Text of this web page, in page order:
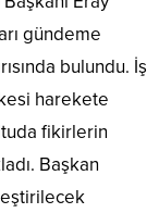
gündeme
bulundu. İş
harekete
fikirlerin
Başkan